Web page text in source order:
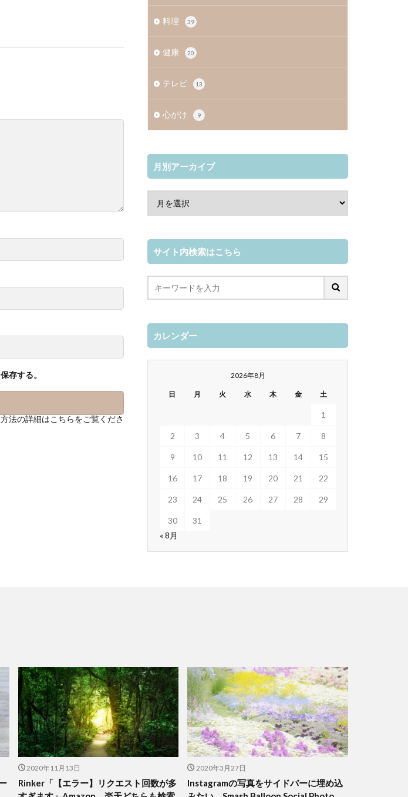
存する。
法の詳細はこちらをご覧くださ
料理 39
健康 20
テレビ 13
心がけ 9
月別アーカイブ
サイト内検索はこちら
カレンダー
2026年8月
日 月 火 水 木 金 土
1
2 3 4 5 6 7 8
9 10 11 12 13 14 15
16 17 18 19 20 21 22
23 24 25 26 27 28 29
30
31
« 8月
2020年11月13日
Rinker「【エラー】リクエスト回数が多
2020年3月27日
Instagramの写真をサイドバーに埋め込